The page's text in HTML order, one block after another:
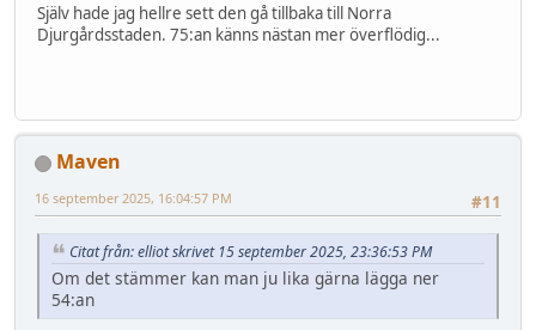
Själv hade jag hellre sett den gå tillbaka till Norra
Djurgårdsstaden. 75:an känns nästan mer överflödig...
Maven
#11
16 september 2025, 16:04:57 PM
Citat från: elliot skrivet 15 september 2025, 23:36:53 PM
Om det stämmer kan man ju lika gärna lägga ner
54:an